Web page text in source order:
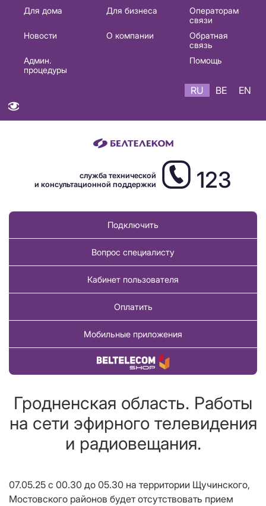
Основная
навигация
Для дома Для бизнеса
Операторам
связи
Новости
О компании
Обратная
связь
Админ.
процедуры
Помощь
RU BE EN
служба технической
и консультационной поддержки
123
Подключить
Вопрос специалисту
Кабинет пользователя
Оплатить
Мобильные приложения
Купить товар
Гродненская область. Работы
на сети эфирного телевидения
и радиовещания.
07.05.25 с 00.30 до 05.30 на территории Щучинского,
Мостовского районов будет отсутствовать прием